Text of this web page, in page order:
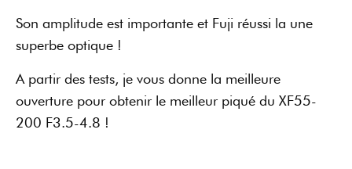
Son amplitude est importante et Fuji réussi la une
superbe optique !
A partir des tests, je vous donne la meilleure
ouverture pour obtenir le meilleur piqué du XF55-
200 F3.5-4.8 !